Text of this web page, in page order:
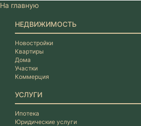
На главную
НЕДВИЖИМОСТЬ
Новостройки
Квартиры
Дома
Участки
Коммерция
УСЛУГИ
Ипотека
Юридические услуги